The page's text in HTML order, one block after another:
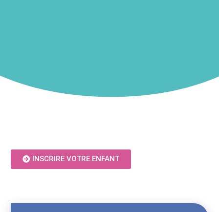
INSCRIRE VOTRE ENFANT